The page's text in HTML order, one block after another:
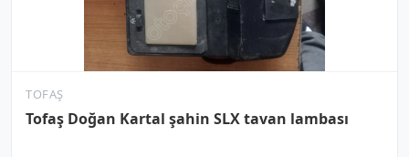
TOFAŞ
Tofaş Doğan Kartal şahin SLX tavan lambası